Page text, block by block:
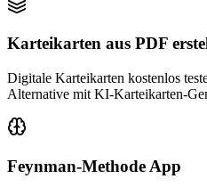
Karteikarten aus PDF
Digitale Karteikarten kostenlos
Alternative mit KI-Karteikarten-
Feynman-Methode App